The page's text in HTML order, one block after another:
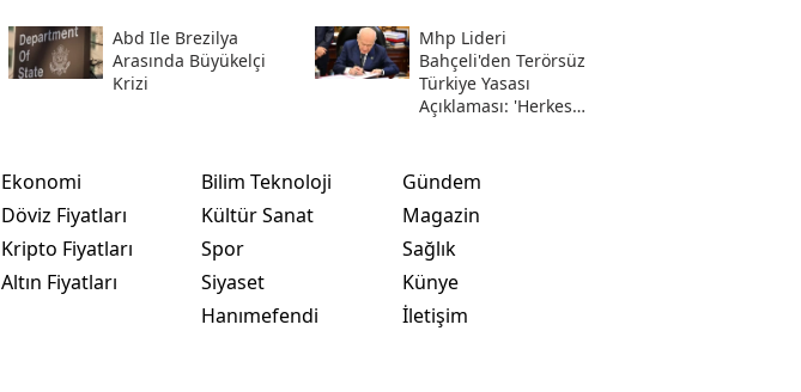
Abd Ile Brezilya
Arasında Büyükelçi
Krizi
Mhp Lideri
Bahçeli'den Terörsüz
Türkiye Yasası
Açıklaması: 'herkes
Ekonomi
Döviz Fiyatları
Kripto Fiyatları
Altın Fiyatları
Bilim Teknoloji
Kültür Sanat
Spor
Siyaset
Hanımefendi
Gündem
Magazin
Sağlık
Künye
İletişim